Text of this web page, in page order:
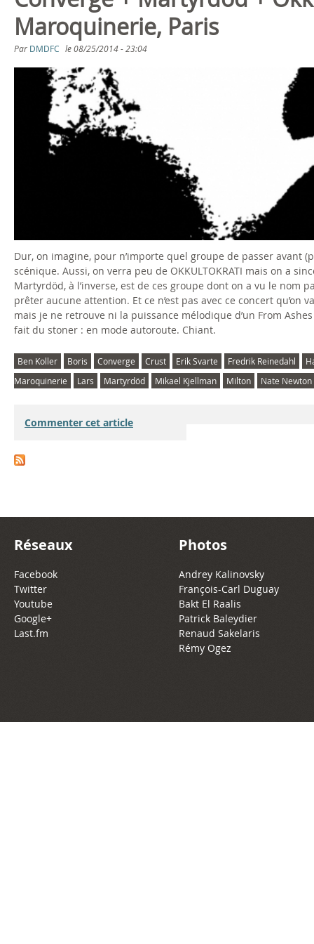
s
ê
t
Maroquinerie, Paris
Par DMDFC le08/25/2014 - 23:04
Dur, on imagine, pour n’importe quel groupe de passer avant
scénique. Aussi, on verra peu de OKKULTOKRATI mais on a
Martyrdöd, à l’inverse, est de ces groupe dont on a vu le nom
prêter aucune attention. Et ce n’est pas avec ce concert
mais je ne retrouve ni la puissance mélodique d’un From
fait du stoner : en mode autoroute. Chiant.
Ben Koller Boris Converge Crust Erik Svarte Fredrik Reinedahl
Maroquinerie
Lars Martyrdöd Mikael Kjellman Milton Nate Newton
Commenter cet article
Réseaux
Facebook
Twitter
Youtube
Google+
Last.fm
Photos
Andrey Kalinovsky
François-Carl Duguay
Bakt El Raalis
Patrick Baleydier
Renaud Sakelaris
Rémy Ogez